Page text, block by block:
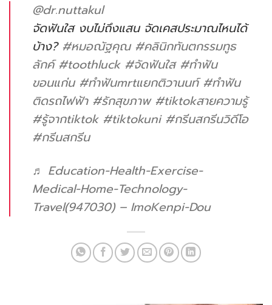
@dr.nuttakul
จัดฟันใส งบไม่ถึงแสน จัดเคสประมาณไหนได้
บ้าง? #หมอณัฐคุณ #คลินิกทันตกรรมทูธ
ลักค์ #toothluck #จัดฟันใส #ทําฟัน
ขอนแก่น #ทําฟันmrtแยกติวานนท์ #ทําฟัน
ติดรถไฟฟ้า #รักสุขภาพ #tiktokสายความรู้
#รู้จากtiktok #tiktokuni #กรีนสกรีนวิดีโอ
#กรีนสกรีน
♬ Education-Health-Exercise-
Medical-Home-Technology-
Travel(947030) – ImoKenpi-Dou